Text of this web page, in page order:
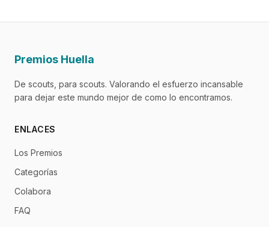
Premios Huella
De scouts, para scouts. Valorando el esfuerzo incansable
para dejar este mundo mejor de como lo encontramos.
ENLACES
Los Premios
Categorías
Colabora
FAQ